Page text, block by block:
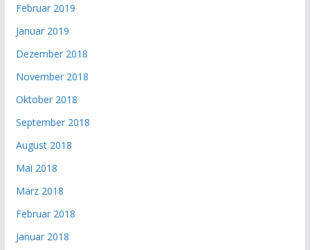
Februar 2019
Januar 2019
Dezember 2018
November 2018
Oktober 2018
September 2018
August 2018
Mai 2018
März 2018
Februar 2018
Januar 2018